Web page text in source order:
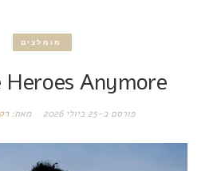
מומלצים
Anymore
פורסם ב-25 ביולי 2026 מאת: